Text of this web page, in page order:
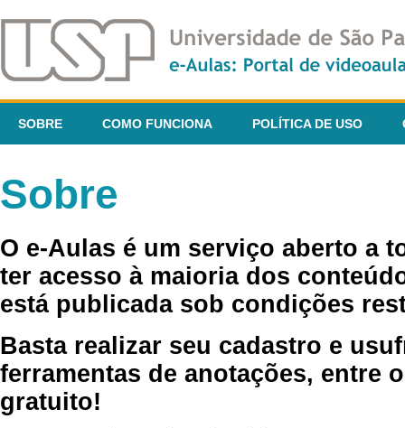
SOBRE COMO FUNCIONA POLÍTICA DE USO
Sobre
O e-Aulas é um serviço aberto a
ter acesso à maioria dos
está publicada sob condições
Basta realizar seu cadastro e
ferramentas de anotações, entre
gratuito!